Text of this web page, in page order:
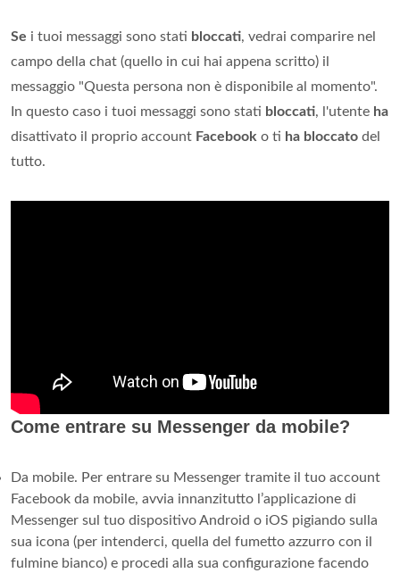
Se i tuoi messaggi sono stati bloccati, vedrai comparire nel
campo della chat (quello in cui hai appena scritto) il
messaggio "Questa persona non è disponibile al momento".
In questo caso i tuoi messaggi sono stati bloccati, l'utente ha
disattivato il proprio account Facebook o ti ha bloccato del
tutto.
Come entrare su Messenger da mobile?
Da mobile. Per entrare su Messenger tramite il tuo account
Facebook da mobile, avvia innanzitutto l’applicazione di
Messenger sul tuo dispositivo Android o iOS pigiando sulla
sua icona (per intenderci, quella del fumetto azzurro con il
fulmine bianco) e procedi alla sua configurazione facendo